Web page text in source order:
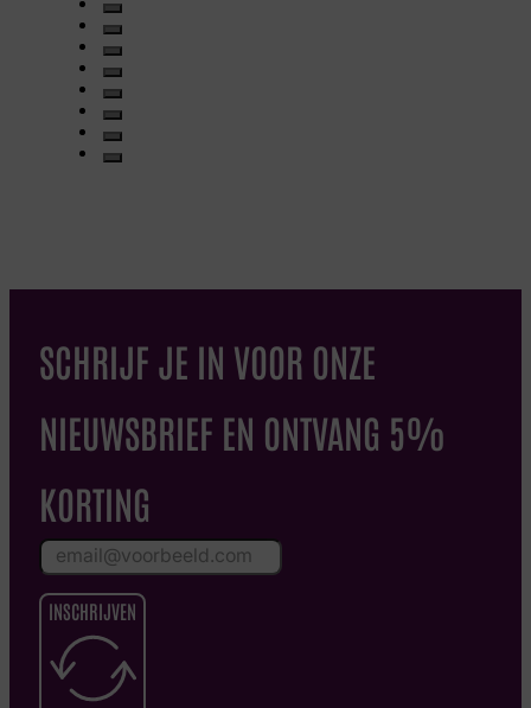
SCHRIJF JE IN VOOR ONZE
NIEUWSBRIEF EN ONTVANG 5%
KORTING
INSCHRIJVEN